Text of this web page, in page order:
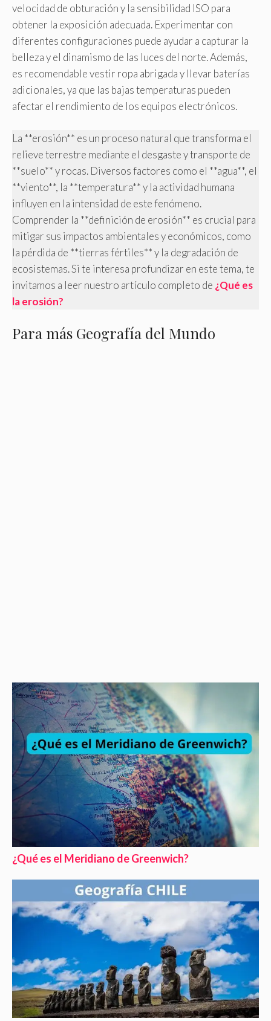
velocidad de obturación y la sensibilidad ISO para
obtener la exposición adecuada. Experimentar con
diferentes configuraciones puede ayudar a capturar la
belleza y el dinamismo de las luces del norte. Además,
es recomendable vestir ropa abrigada y llevar baterías
adicionales, ya que las bajas temperaturas pueden
afectar el rendimiento de los equipos electrónicos.
La **erosión** es un proceso natural que transforma el
relieve terrestre mediante el desgaste y transporte de
**suelo** y rocas. Diversos factores como el **agua**, el
**viento**, la **temperatura** y la actividad humana
influyen en la intensidad de este fenómeno.
Comprender la **definición de erosión** es crucial para
mitigar sus impactos ambientales y económicos, como
la pérdida de **tierras fértiles** y la degradación de
ecosistemas. Si te interesa profundizar en este tema, te
invitamos a leer nuestro artículo completo de ¿Qué es
la erosión?
Para más Geografía del Mundo
¿Qué es el Meridiano de Greenwich?